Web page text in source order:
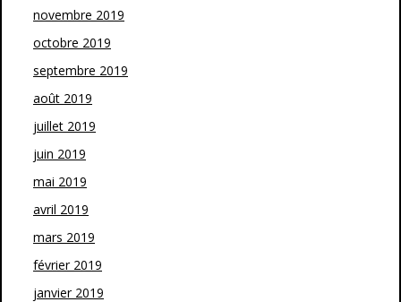
novembre 2019
octobre 2019
septembre 2019
août 2019
juillet 2019
juin 2019
mai 2019
avril 2019
mars 2019
février 2019
janvier 2019